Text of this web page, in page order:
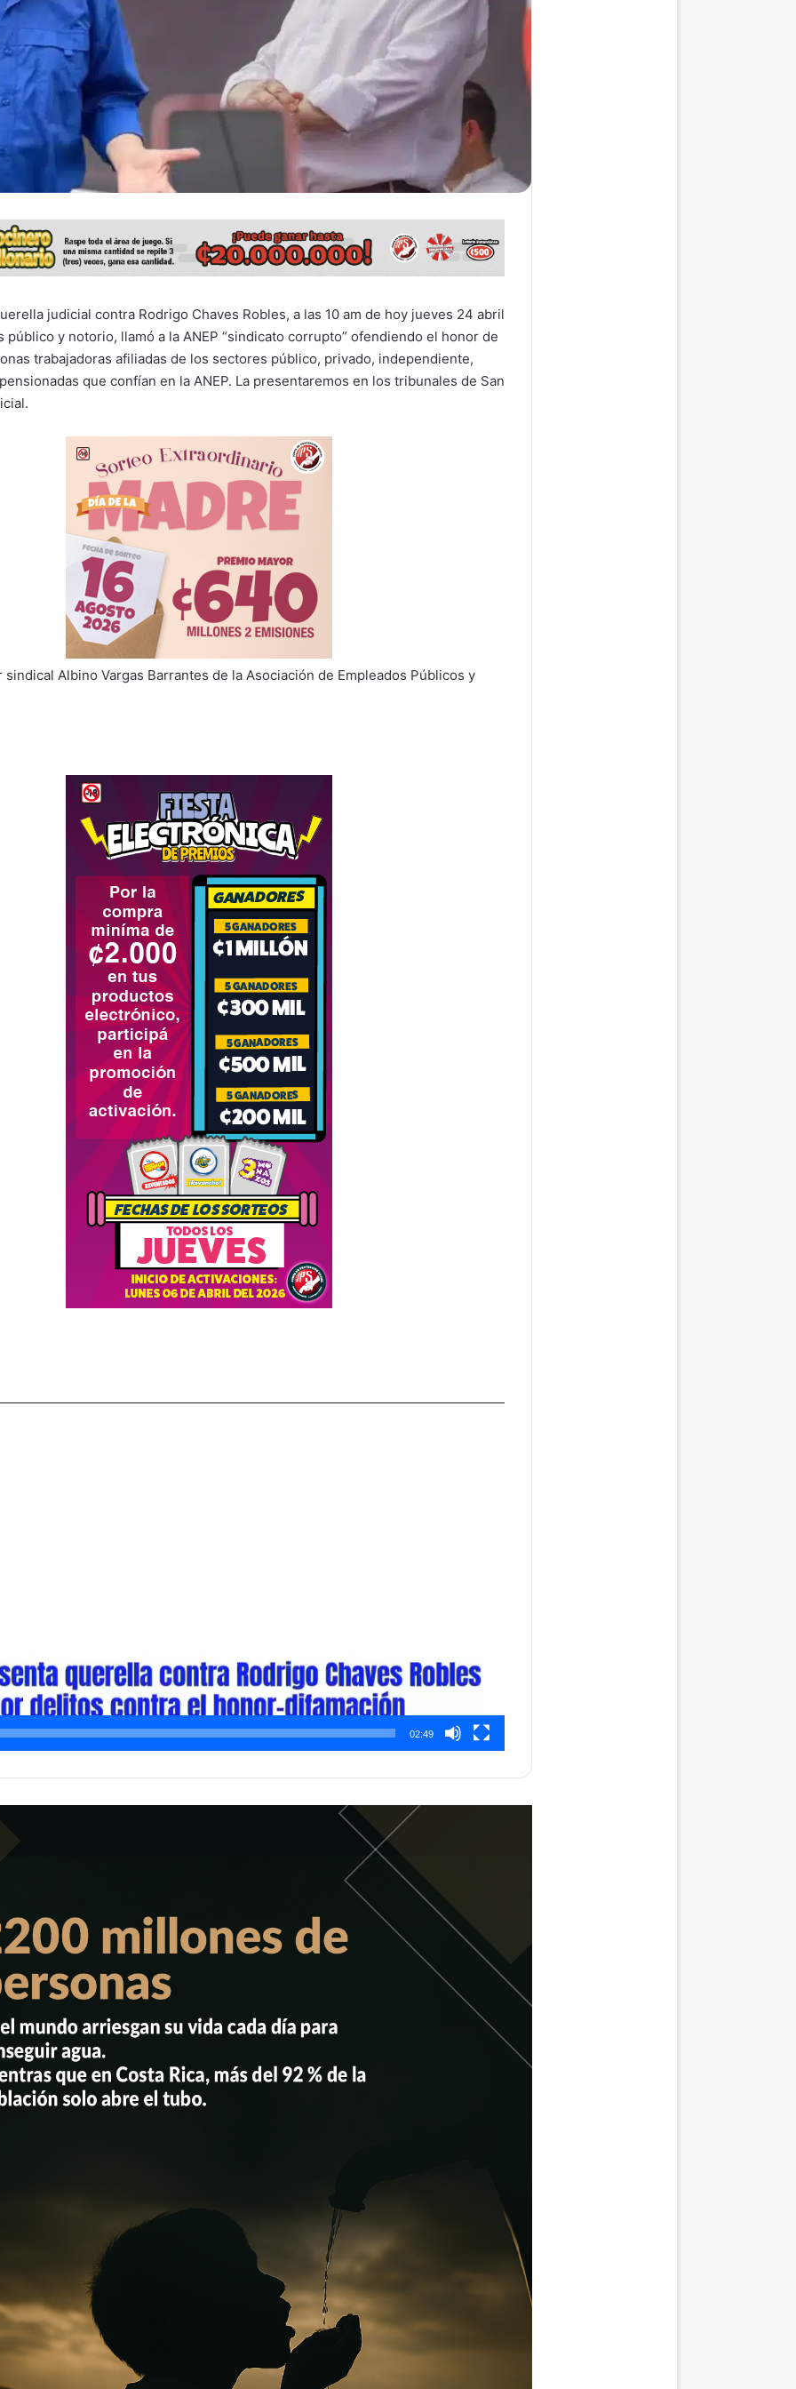
judicial contra Rodrigo Chaves Robles, a las 10 am de hoy jueves 24 abril
público y notorio, llamó a la ANEP “sindicato corrupto” ofendiendo el honor de
trabajadoras afiliadas de los sectores público, privado, independiente,
que confían en la ANEP. La presentaremos en los tribunales de San
Albino Vargas Barrantes de la Asociación de Empleados Públicos y
02:49